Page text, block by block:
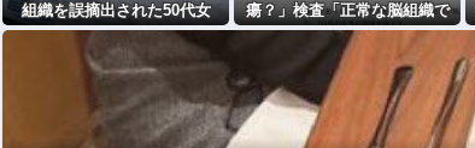
組織を誤摘出された50代女
性、手足も動かせず自発呼吸
もできない重篤状態に…「意
識はある」
瘍？」検査「正常な脳組織で
す」医者「腫瘍でしょ？」検
査「正常です」医者「腫瘍だ
よ」→女性患者が正常な組織
を摘出され重篤な状態に